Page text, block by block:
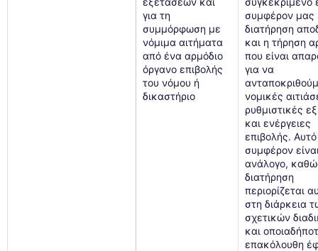
για τη
συμμόρφωση με
νόμιμα αιτήματα
από ένα αρμόδιο
όργανο επιβολής
του νόμου ή
δικαστήριο
συμφέρον μας
διατήρηση
και η τήρηση
που είναι
για να
νομικές
ρυθμιστικές
και ενέργειες
επιβολής.
συμφέρον
ανάλογο,
διατήρηση
περιορίζεται
στη διάρκεια
σχετικών
και
επακόλουθη